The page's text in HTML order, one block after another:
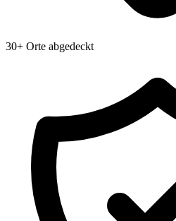
30+ Orte abgedeckt